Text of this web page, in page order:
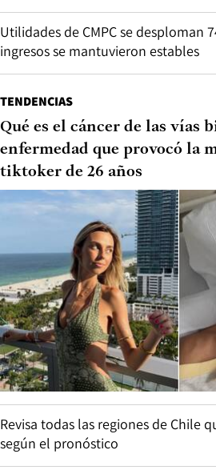
Utilidades de CMPC se desploman
ingresos se mantuvieron estables
TENDENCIAS
Qué es el cáncer de las vías
enfermedad que provocó la
tiktoker de 26 años
Revisa todas las regiones de Chile
según el pronóstico